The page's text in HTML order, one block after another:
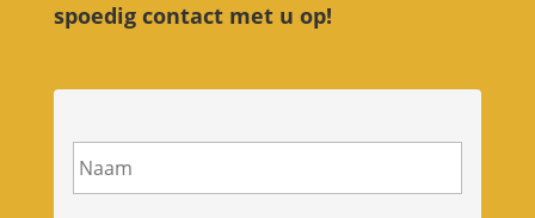
spoedig contact met u op!
N
a
a